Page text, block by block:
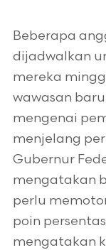
Beberapa
dijadwalkan
mereka
wawasan
mengenai
menjelang
Gubernur
mengatakan
perlu
poin
mengatakan